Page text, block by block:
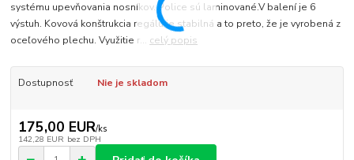
systému upevňovania nosníkov. Police sú laminované.V balení je 6
výstuh. Kovová konštrukcia regálu je stabilná a to preto, že je vyrobená z
oceľového plechu. Využitie r... celý popis
Dostupnosť Nie je skladom
175,00 EUR/ks
142,28 EUR bez DPH